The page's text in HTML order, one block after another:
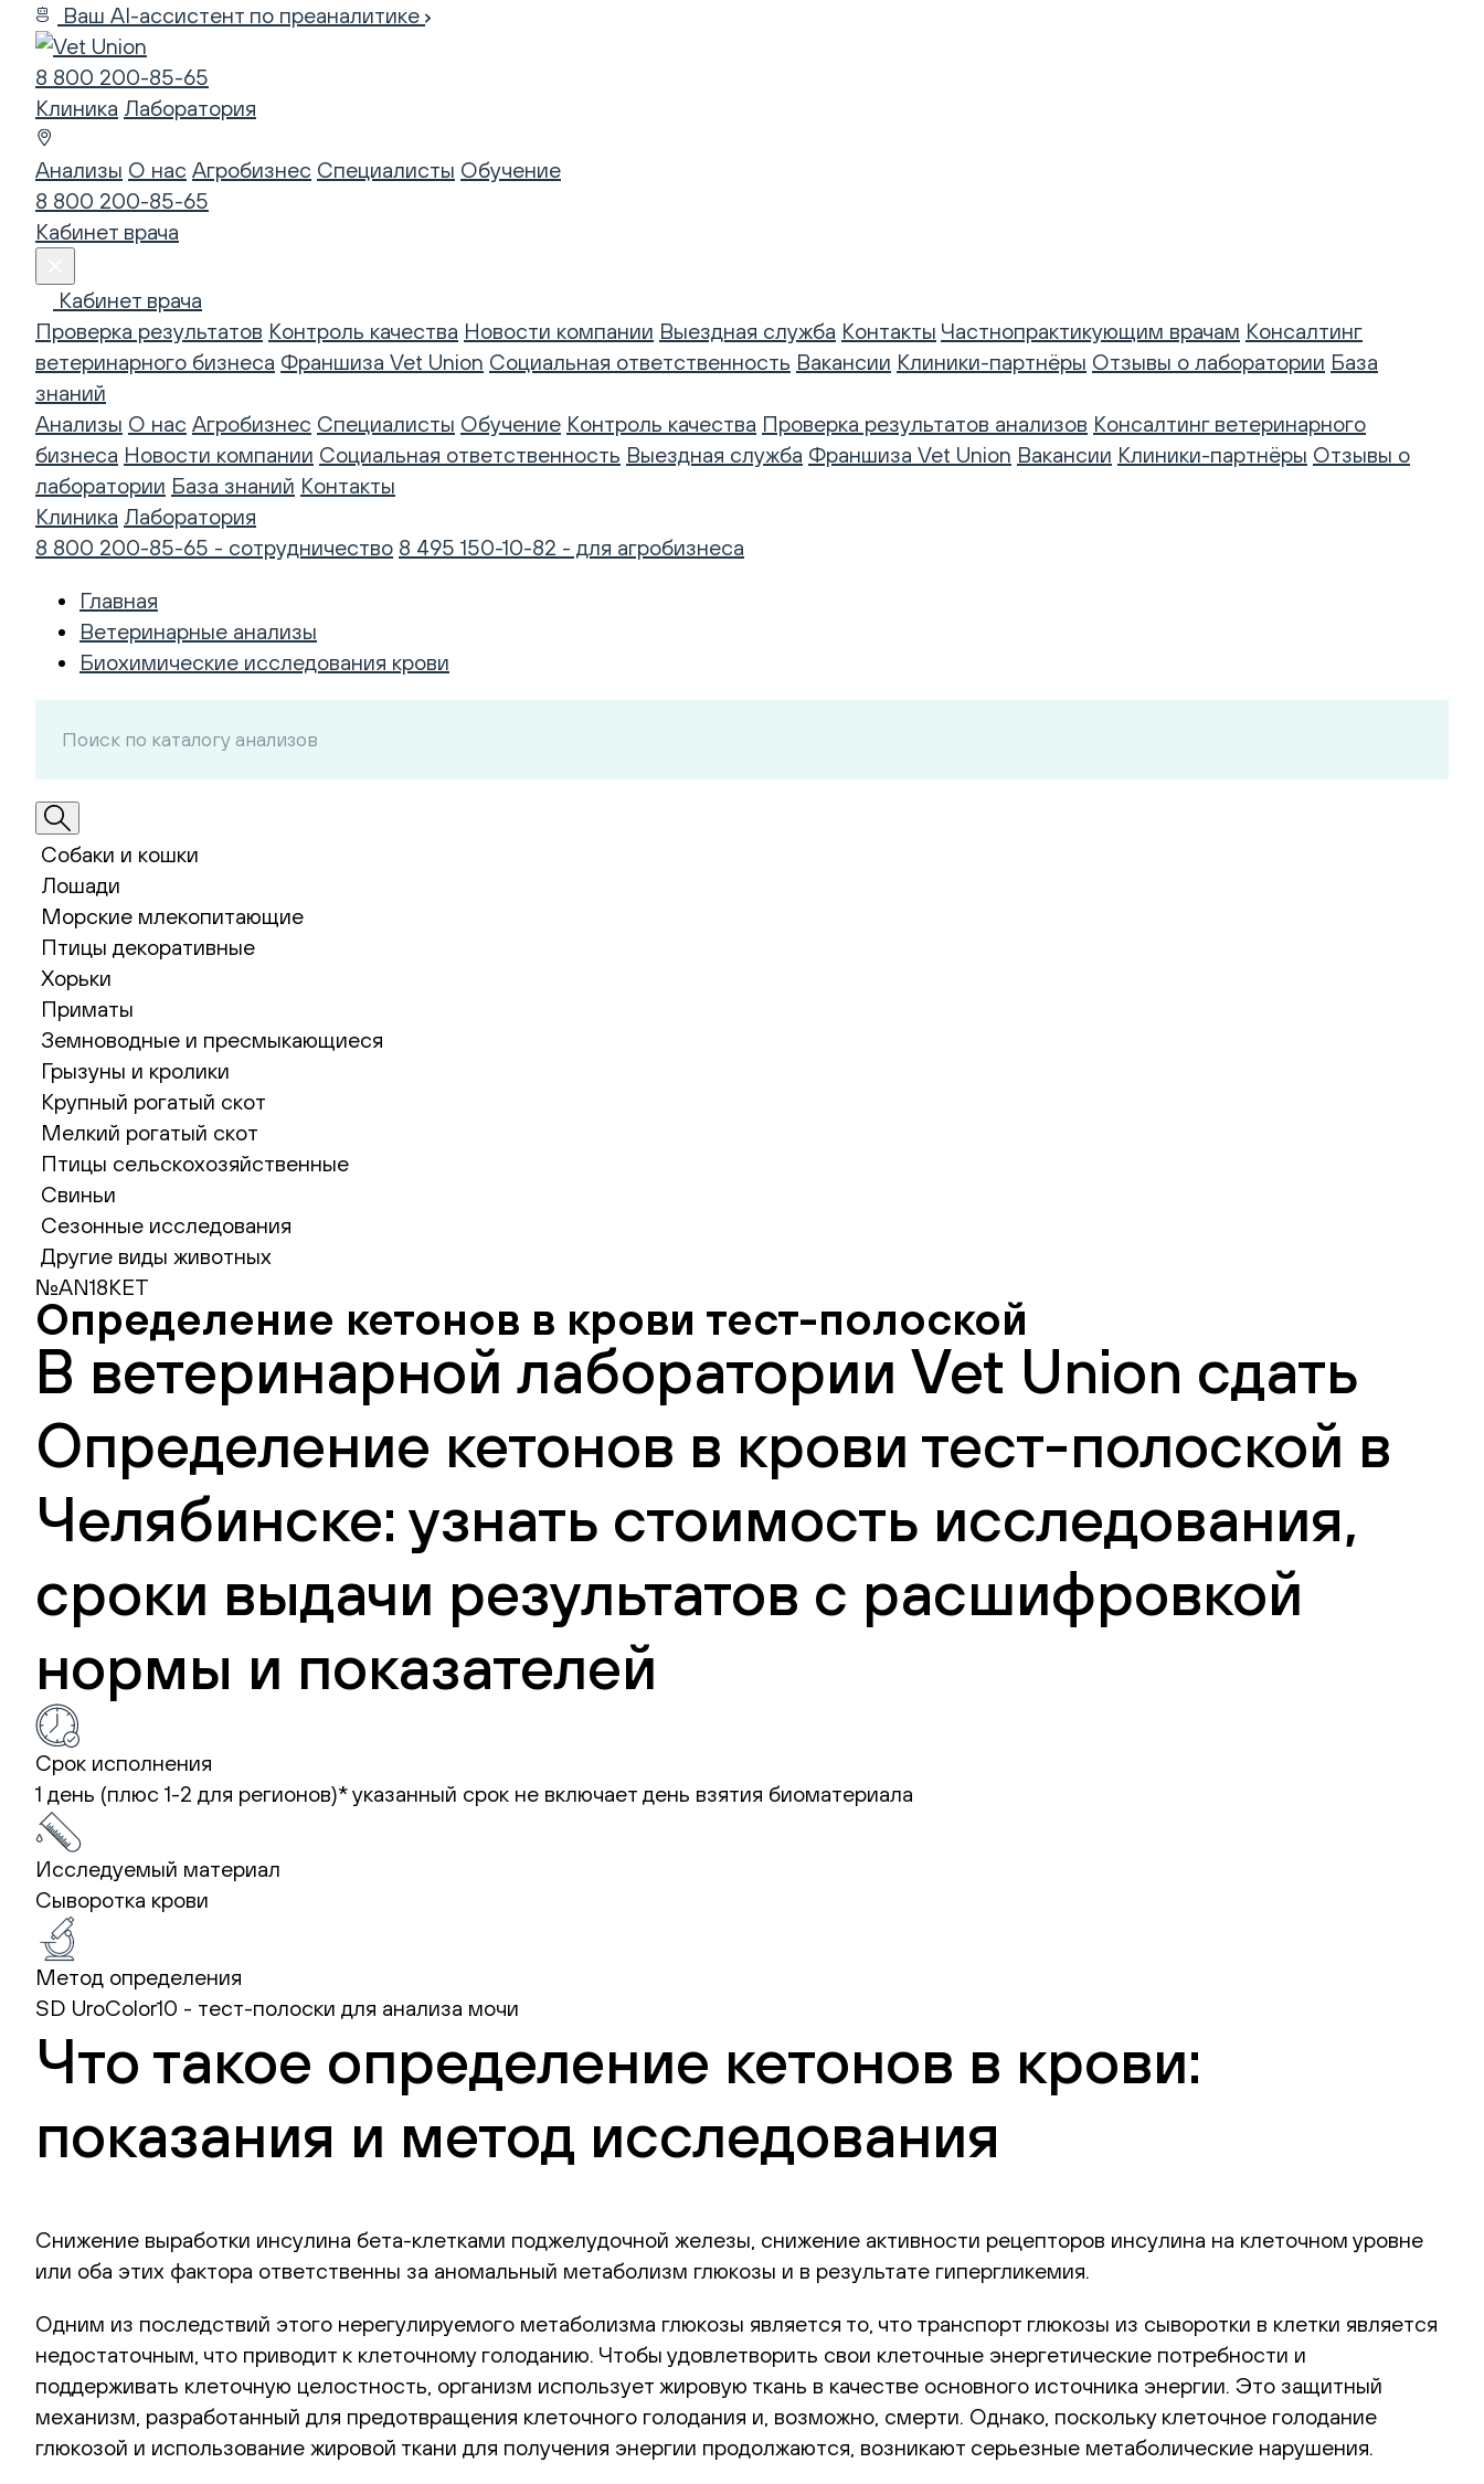
Ваш AI-ассистент по преаналитике
8 800 200-85-65
Клиника Лаборатория
Анализы О нас Агробизнес Специалисты Обучение
8 800 200-85-65
Кабинет врача
Кабинет врача
Проверка результатов Контроль качества Новости компании Выездная служба Контакты Частнопрактикующим врачам Консалтинг
ветеринарного бизнеса Франшиза Vet Union Социальная ответственность Вакансии Клиники-партнёры Отзывы о лаборатории База
знаний
Анализы О нас Агробизнес Специалисты Обучение Контроль качества Проверка результатов анализов Консалтинг ветеринарного
бизнеса Новости компании Социальная ответственность Выездная служба Франшиза Vet Union Вакансии Клиники-партнёры Отзывы о
лаборатории База знаний Контакты
Клиника Лаборатория
8 800 200-85-65 - сотрудничество 8 495 150-10-82 - для агробизнеса
Главная
Ветеринарные анализы
Биохимические исследования крови
Собаки и кошки
Лошади
Морские млекопитающие
Птицы декоративные
Хорьки
Приматы
Земноводные и пресмыкающиеся
Грызуны и кролики
Крупный рогатый скот
Мелкий рогатый скот
Птицы сельскохозяйственные
Свиньи
Сезонные исследования
Другие виды животных
№AN18KET
Определение кетонов в крови тест-полоской
В ветеринарной лаборатории Vet Union сдать
Определение кетонов в крови тест-полоской в
Челябинске: узнать стоимость исследования,
сроки выдачи результатов с расшифровкой
нормы и показателей
Срок исполнения
1 день (плюс 1-2 для регионов)*указанный срок не включает день взятия биоматериала
Исследуемый материал
Сыворотка крови
Метод определения
SD UroColor10 - тест-полоски для анализа мочи
Что такое определение кетонов в крови:
показания и метод исследования
Снижение выработки инсулина бета-клетками поджелудочной железы, снижение активности рецепторов инсулина на клеточном уровне
или оба этих фактора ответственны за аномальный метаболизм глюкозы и в результате гипергликемия.
Одним из последствий этого нерегулируемого метаболизма глюкозы является то, что транспорт глюкозы из сыворотки в клетки является
недостаточным, что приводит к клеточному голоданию. Чтобы удовлетворить свои клеточные энергетические потребности и
поддерживать клеточную целостность, организм использует жировую ткань в качестве основного источника энергии. Это защитный
механизм, разработанный для предотвращения клеточного голодания и, возможно, смерти. Однако, поскольку клеточное голодание
глюкозой и использование жировой ткани для получения энергии продолжаются, возникают серьезные метаболические нарушения.